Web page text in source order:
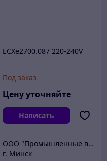
ECXe2700.087 220-240V
Под заказ
Цену уточняйте
Написать
ООО "Промышленные вентиляторы и компоненты"
г. Минск